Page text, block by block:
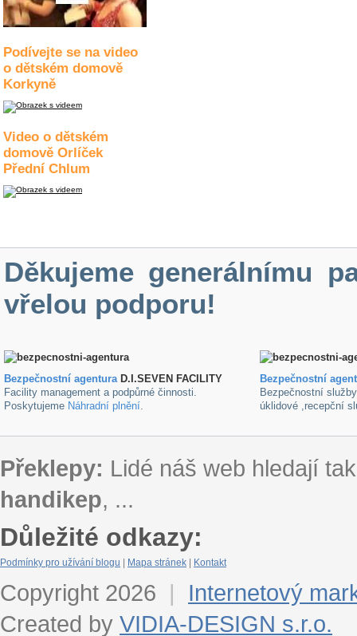
Podívejte se na video
o dětském domově
Korkyně
Video o dětském
domově Orlíček
Přední Chlum
Děkujeme generálnímu
vřelou podporu!
Bezpečnostní agenturaD.I.SEVEN FACILITY
Facility management a podpůrné činnosti.
Poskytujeme Náhradní plnění.
Bezpečnostní
Bezpečnostní
úklidové ,recepční
Překlepy: Lidé náš web hledají
handikep, ...
Důležité odkazy:
Podmínky pro užívání blogu Mapa stránek Kontakt
Copyright 2026 |
Internetový
Created by VIDIA-DESIGN s.r.o.